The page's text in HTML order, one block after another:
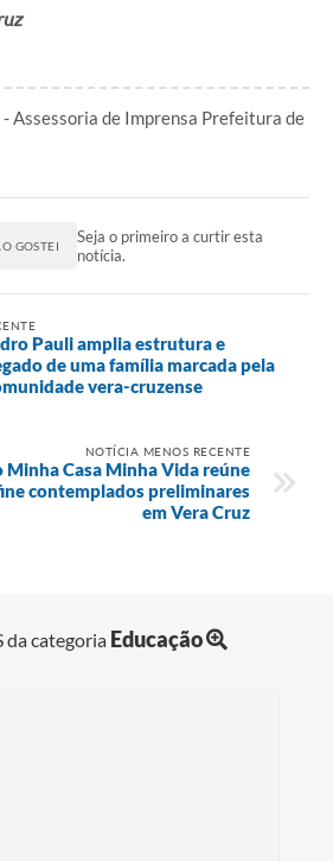
Assessoria de Imprensa Prefeitura de
GOSTEI
Seja o primeiro a curtir esta
notícia.
Pauli amplia estrutura e
de uma família marcada pela
vera-cruzense
NOTÍCIA MENOS RECENTE
Minha Casa Minha Vida reúne
contemplados preliminares
em Vera Cruz
da categoria Educação